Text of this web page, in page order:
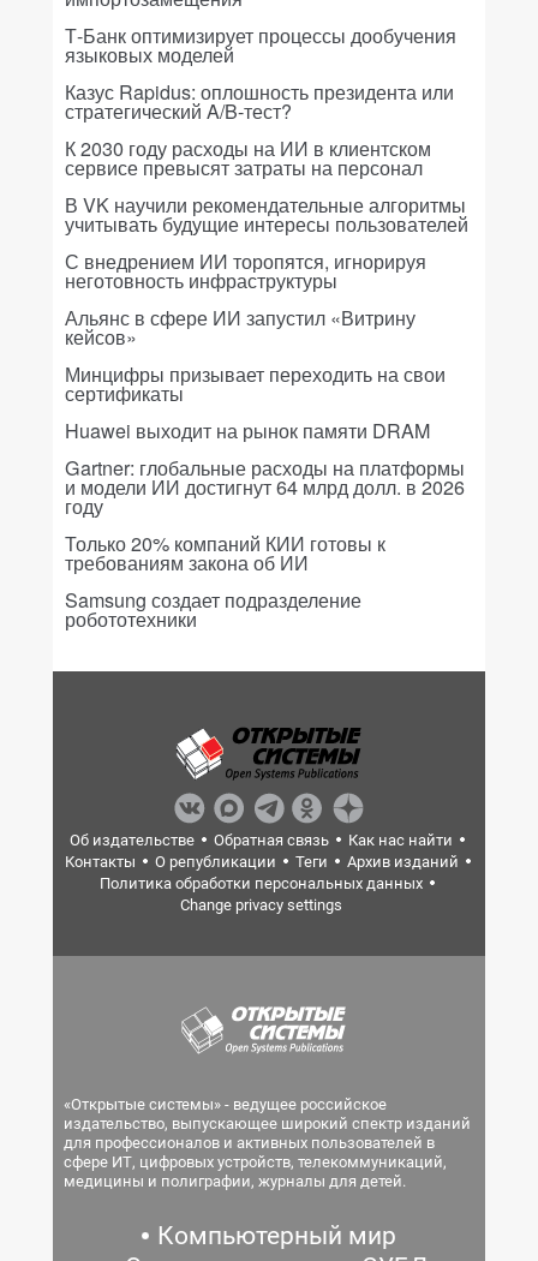
Т-Банк оптимизирует процессы дообучения
языковых моделей
Казус Rapidus: оплошность президента или
стратегический A/B-тест?
К 2030 году расходы на ИИ в клиентском
сервисе превысят затраты на персонал
В VK научили рекомендательные алгоритмы
учитывать будущие интересы пользователей
С внедрением ИИ торопятся, игнорируя
неготовность инфраструктуры
Альянс в сфере ИИ запустил «Витрину
кейсов»
Минцифры призывает переходить на свои
сертификаты
Huawei выходит на рынок памяти DRAM
Gartner: глобальные расходы на платформы
и модели ИИ достигнут 64 млрд долл. в 2026
году
Только 20% компаний КИИ готовы к
требованиям закона об ИИ
Samsung создает подразделение
робототехники
Об издательстве Обратная связь
Как нас найти
Контакты
О републикации Теги
Архив изданий
Политика обработки персональных данных
Change privacy settings
«Открытые системы» - ведущее российское
издательство, выпускающее широкий спектр изданий
для профессионалов и активных пользователей в
сфере ИТ, цифровых устройств, телекоммуникаций,
медицины и полиграфии, журналы для детей.
Компьютерный мир